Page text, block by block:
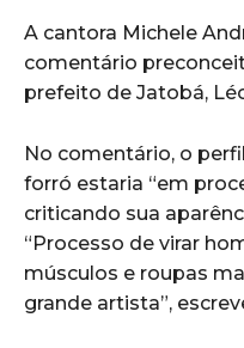
A cantora Michele
comentário
prefeito de Jatobá,
No comentário, o
forró estaria “em
criticando sua
“Processo de virar
músculos e roupas
grande artista”,